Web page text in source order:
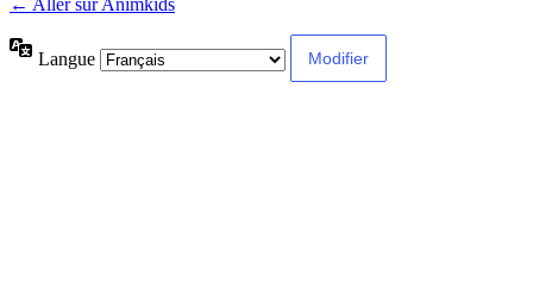
← Aller sur Animkids
Langue